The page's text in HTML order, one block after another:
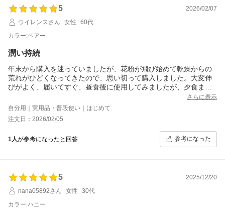
5
2026/02/07
ウイレンスさん
女性
60代
カラー:ベアー
潤い持続
年末から購入を迷っていましたが、花粉が飛び始めて乾燥からの
荒れがひどくなってきたので、思い切って購入しました。大変伸
びがよく、届いてすぐ、昼食後に使用してみましたが、夕食まで
の間ずっと潤いが続いていました。色はベアーを選びましたが、
つけた感じはほぼ無色で、上から口紅を塗っても邪魔しないと思
います。リップクリームで偶にある、油臭さもないし、今年はこ
れで花粉の季節を乗り越えられそうです。
さらに表示
自分用｜実用品・普段使い｜はじめて
注文日：2026/02/05
1人が参考になったと回答 参考になった
5
2025/12/20
nana05892さん
女性
30代
カラー:ハニー